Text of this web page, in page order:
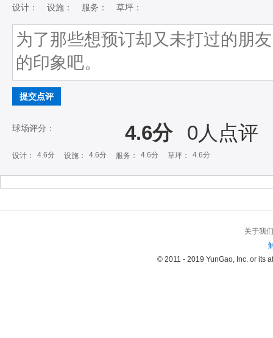
设计： 设施： 服务： 草坪：
提交点评
球场评分： 4.6分 0人点评
设计： 4.6分 设施： 4.6分 服务： 4.6分 草坪： 4.6分
关于我们
© 2011 - 2019 YunGao, Inc. or its